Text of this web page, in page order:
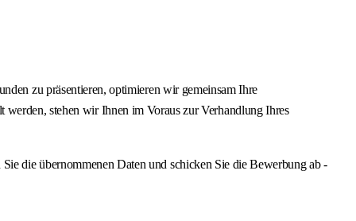
zu präsentieren, optimieren wir gemeinsam Ihre
stehen wir Ihnen im Voraus zur Verhandlung Ihres
die übernommenen Daten und schicken Sie die Bewerbung ab -